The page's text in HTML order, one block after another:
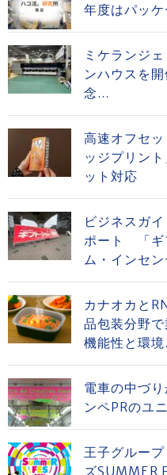
年度はパッ
ミケランジ
ンハウスを
念...
高速オフセ
ッジプリン
ット対応
ビジネスガ
ポート 「ギ
ム・インセ
カナオカと
品包装分野
機能性と環境
電車の中づ
ンペPRのユ
王子グルー
ズSUMMER